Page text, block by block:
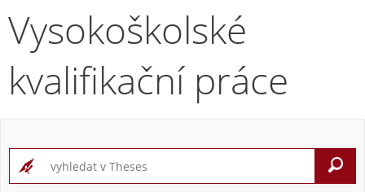
Vysokoškolské
kvalifikační práce